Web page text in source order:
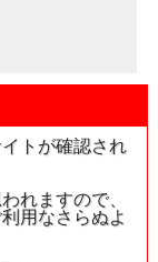
トが確認され
れますので、
用なさらぬよ